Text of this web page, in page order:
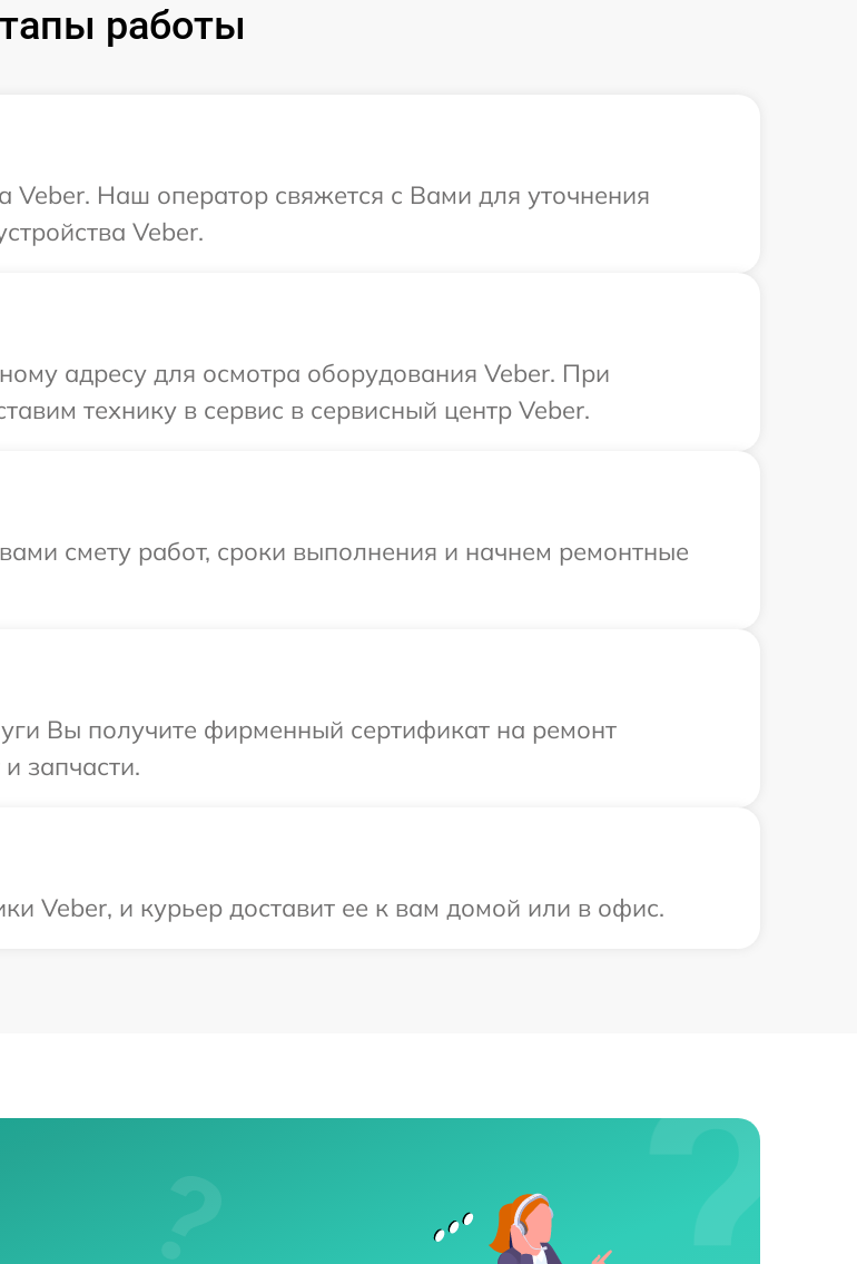
работы
Veber. Наш оператор свяжется с Вами для уточнения
Veber.
адресу для осмотра оборудования Veber. При
технику в сервис в сервисный центр Veber.
смету работ, сроки выполнения и начнем ремонтные
Вы получите фирменный сертификат на ремонт
запчасти.
Veber, и курьер доставит ее к вам домой или в офис.